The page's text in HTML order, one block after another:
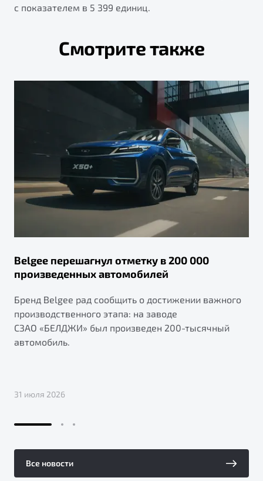
с показателем в 5 399 единиц.
Смотрите также
Belgee перешагнул отметку в 200 000
произведенных автомобилей
Бренд Belgee рад сообщить о достижении важного
производственного этапа: на заводе
СЗАО «БЕЛДЖИ» был произведен 200-тысячный
автомобиль.
31 июля 2026
Все новости